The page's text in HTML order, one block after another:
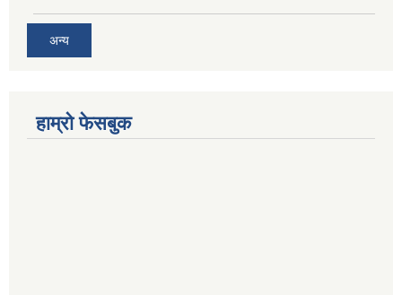
अन्य
हाम्रो फेसबुक